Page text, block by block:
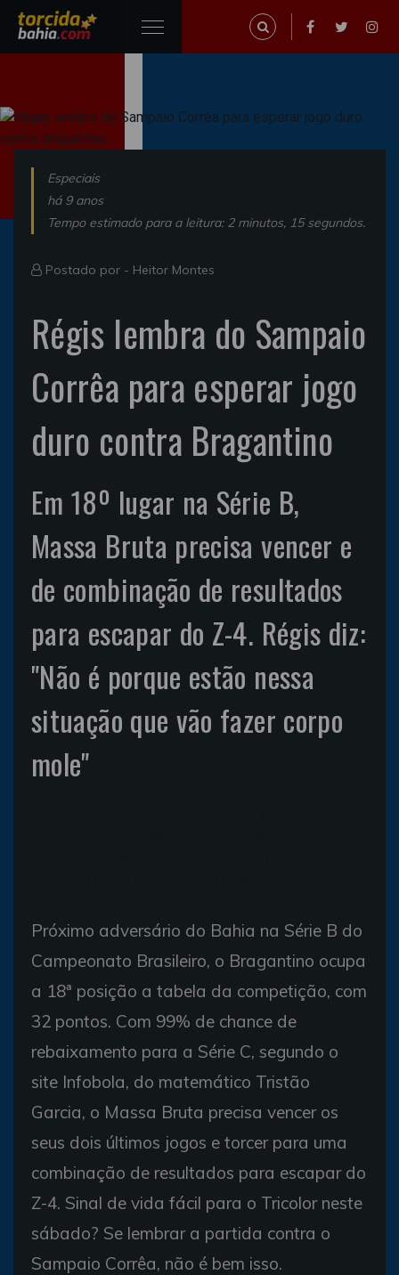
Especiais
há 9 anos
Tempo estimado para a leitura: 2 minutos, 15 segundos.
Postado por - Heitor Montes
Régis lembra do Sampaio
Corrêa para esperar jogo
duro contra Bragantino
Em 18º lugar na Série B,
Massa Bruta precisa vencer e
de combinação de resultados
para escapar do Z-4. Régis diz:
"Não é porque estão nessa
situação que vão fazer corpo
mole"
Próximo adversário do Bahia na Série B do
Campeonato Brasileiro, o Bragantino ocupa
a 18ª posição a tabela da competição, com
32 pontos. Com 99% de chance de
rebaixamento para a Série C, segundo o
site Infobola, do matemático Tristão
Garcia, o Massa Bruta precisa vencer os
seus dois últimos jogos e torcer para uma
combinação de resultados para escapar do
Z-4. Sinal de vida fácil para o Tricolor neste
sábado? Se lembrar a partida contra o
Sampaio Corrêa, não é bem isso.